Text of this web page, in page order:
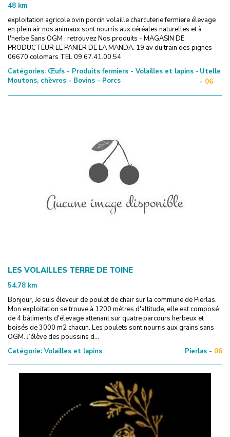
48 km
exploitation agricole ovin porcin volaille charcuterie fermiere élevage
en plein air nos animaux sont nourris aux céréales naturelles et à
l'herbe Sans OGM . retrouvez Nos produits - MAGASIN DE
PRODUCTEUR LE PANIER DE LA MANDA. 19 av du train des pignes
06670 colomars TEL 09.67.41.00.54
Catégories: Œufs - Produits fermiers - Volailles et lapins -
Moutons, chèvres - Bovins - Porcs
Utelle
- 06
LES VOLAILLES TERRE DE TOINE
54.78 km
Bonjour, Je suis éleveur de poulet de chair sur la commune de Pierlas.
Mon exploitation se trouve à 1200 mètres d'altitude, elle est composé
de 4 bâtiments d'élevage attenant sur quatre parcours herbeux et
boisés de 3000 m2 chacun. Les poulets sont nourris aux grains sans
OGM. J’élève des poussins d...
Catégorie: Volailles et lapins Pierlas - 06